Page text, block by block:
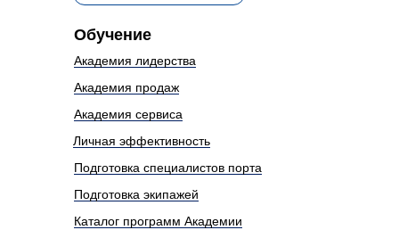
Каталог программ Академии
Подготовка экипажей
Подготовка специалистов порта
Академия продаж
Академия сервиса
Личная эффективность
Академия лидерства
Обучение